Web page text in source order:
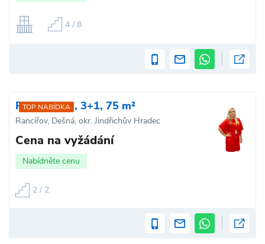
4 / 8
TOP NABÍDKA
Prodej bytu, 3+1, 75 m²
Rancířov, Dešná, okr. Jindřichův Hradec
Cena na vyžádání
Nabídněte cenu
2 / 2